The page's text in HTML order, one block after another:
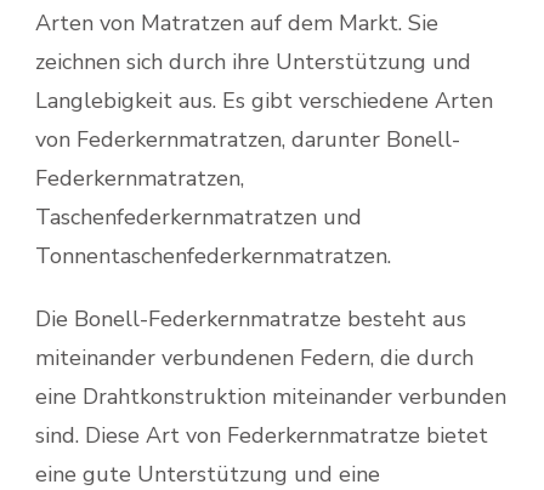
Arten von Matratzen auf dem Markt. Sie
zeichnen sich durch ihre Unterstützung und
Langlebigkeit aus. Es gibt verschiedene Arten
von Federkernmatratzen, darunter Bonell-
Federkernmatratzen,
Taschenfederkernmatratzen und
Tonnentaschenfederkernmatratzen.
Die Bonell-Federkernmatratze besteht aus
miteinander verbundenen Federn, die durch
eine Drahtkonstruktion miteinander verbunden
sind. Diese Art von Federkernmatratze bietet
eine gute Unterstützung und eine